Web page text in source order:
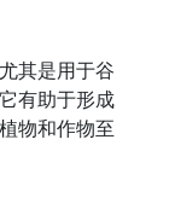
其是用于谷
有助于形成
物和作物至